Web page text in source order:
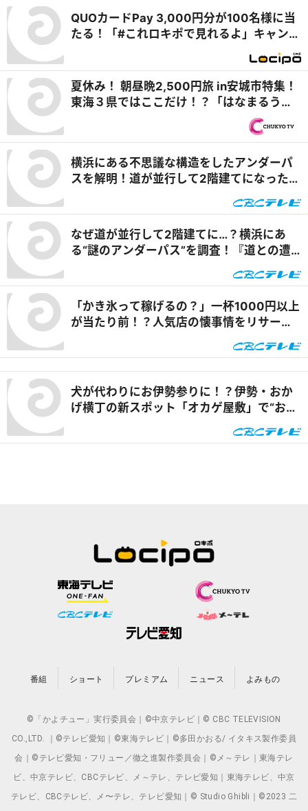
QUOカードPay 3,000円分が100名様に当
たる！「#これロキポで見れるよ」キャンペ
夏休み！ 朝昼晩2,500円旅 in安城市特集！
東海３県ではここだけ！？「はなまるうど
ん×吉野家 安城横山店」牛丼とうどんの最
強コラボで可能性は無限大！＆「福来源」
目！ 『PS純金（ゴールド）』
横浜にある不思議な構造をしたアンダーパ
スを解明！道が並行して2階建てになったワ
なぜ道が並行して2階建てに…？横浜にあ
る“謎のアンダーパス”を調査！『道との遭
「かき氷って稼げるの？」一杯1000円以上
が当たり前！？人気店の懐事情をリサーチ
犬が代わりにお伊勢参りに！？伊勢・おか
げ横丁の新スポット「オカゲ屋敷」で“おか
番組 ショート プレミアム ニュース よみもの
©「かよチュー」実行委員会｜©中京テレビ｜© CBC TELEVISION
CO.,LTD. ｜©テレビ愛知｜©東海テレビ｜©多田かおる/ イタキス製作委員
会｜©テレビ愛知・フリュー／徹之進製作委員会｜©メ～テレ｜東海テレ
ビ、中京テレビ、CBCテレビ、メ～テレ、テレビ愛知｜東海テレビ、中京
テレビ、CBCテレビ、メ〜テレ、テレビ愛知｜© Studio Ghibli｜©2023 二